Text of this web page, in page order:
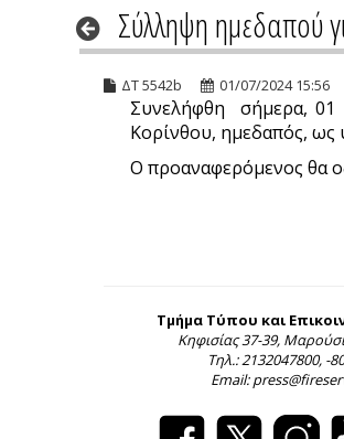
Σύλληψη ημεδαπού
ΔΤ 5542b 01/07/2024 15:56
Συνελήφθη σήμερα, 01
Κορίνθου, ημεδαπός, ως
Ο προαναφερόμενος θα
Τμήμα Τύπου και
Κηφισίας 37-39,
Τηλ.: 2132047800, -
Email: